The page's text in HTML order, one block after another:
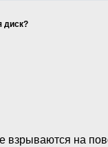
диск?
взрываются на